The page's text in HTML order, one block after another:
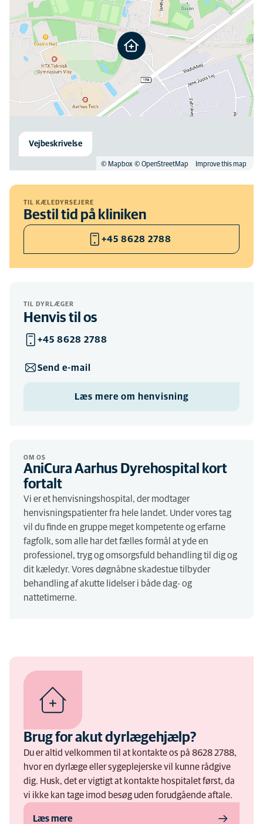
© Mapbox © OpenStreetMap Improve this map
Vejbeskrivelse
TIL KÆLEDYRSEJERE
Bestil tid på kliniken
+45 8628 2788
TIL DYRLÆGER
Henvis til os
+45 8628 2788
Send e-mail
Læs mere om henvisning
OM OS
AniCura Aarhus Dyrehospital kort
fortalt
Vi er et henvisningshospital, der modtager
henvisningspatienter fra hele landet. Under vores tag
vil du finde en gruppe meget kompetente og erfarne
fagfolk, som alle har det fælles formål at yde en
professionel, tryg og omsorgsfuld behandling til dig og
dit kæledyr. Vores døgnåbne skadestue tilbyder
behandling af akutte lidelser i både dag- og
nattetimerne.
Brug for akut dyrlægehjælp?
Du er altid velkommen til at kontakte os på 8628 2788,
hvor en dyrlæge eller sygeplejerske vil kunne rådgive
dig. Husk, det er vigtigt at kontakte hospitalet først, da
vi ikke kan tage imod besøg uden forudgående aftale.
Læs mere